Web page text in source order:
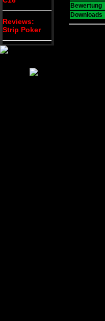
Reviews:
Strip Poker
Bewertung
Downloads